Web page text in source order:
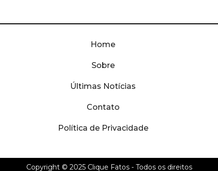
Home
Sobre
Últimas Notícias
Contato
Política de Privacidade
Copyright © 2025 Clique Fatos- Todos os direitos